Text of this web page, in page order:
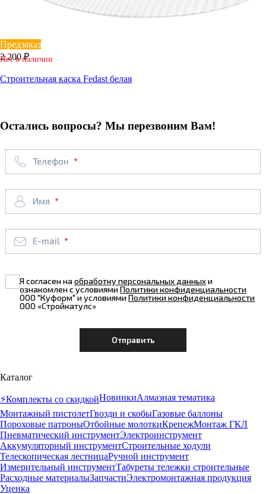
Предзаказ
2 200 ₽
Нет в наличии
Строительная каска Fedast белая
Остались вопросы? Мы перезвоним Вам!
Телефон
Имя
E-mail
Я согласен наобработку персональных данныхи
ознакомлен с условиямиПолитики конфиденциальности
ООО "Куформ" и условиямиПолитики конфиденциальности
ООО «Стройкатулс»
Каталог
⚡️Комплекты со скидкойНовинкиАлмазная тематика
Монтажный пистолетГвозди и скобыГазовые баллоны
Пороховые патроныОтбойные молоткиКрепежМонтаж ГКЛ
Пневматический инструментЭлектроинструмент
Аккумуляторный инструментСтроительные ходули
Телескопическая лестницаРучной инструмент
Измерительный инструментТабуреты тележки строительные
Расходные материалыЗапчастиЭлектромонтажная продукция
Уценка